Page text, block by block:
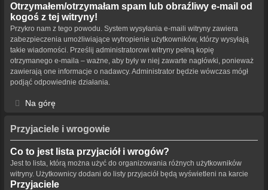
Otrzymałem/otrzymałam spam lub obraźliwy e-mail od
kogoś z tej witryny!
Przykro nam z tego powodu. System wysyłania e-maili witryny zawiera
zabezpieczenia umożliwiające wytropienie użytkowników, którzy wysyłają
takie wiadomości. Prześlij administratorowi witryny pełną kopię
otrzymanego e-maila – ważne, aby były w niej zawarte nagłówki, ponieważ
zawierają one informacje o nadawcy. Administrator będzie wówczas mógł
podjąć odpowiednie działania.
Na górę
Przyjaciele i wrogowie
Co to jest lista przyjaciół i wrogów?
Jest to lista, którą można użyć do organizowania różnych użytkowników
witryny. Użytkownicy dodani do listy przyjaciół będą wyświetleni na karcie
Przyjaciele